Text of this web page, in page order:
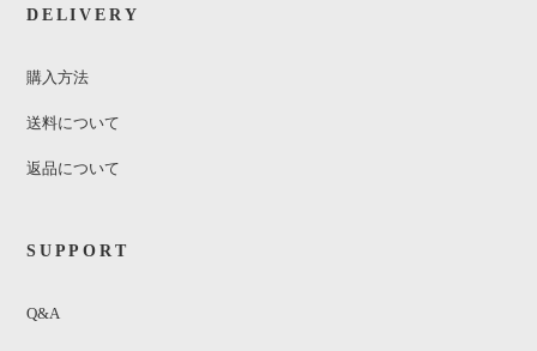
DELIVERY
購入方法
送料について
返品について
SUPPORT
Q&A